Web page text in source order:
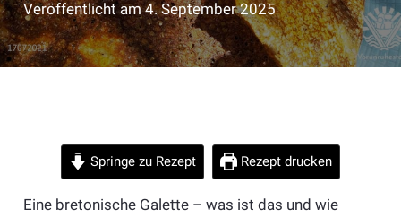
Veröffentlicht am4. September 2025
Springe zu Rezept Rezept drucken
Eine bretonische Galette – was ist das und wie